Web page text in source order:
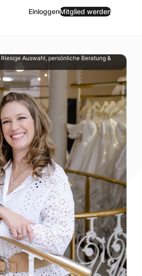
EinloggenMitglied werden
den grossen Tag zu finden.
Auswahl, persönliche Beratung &